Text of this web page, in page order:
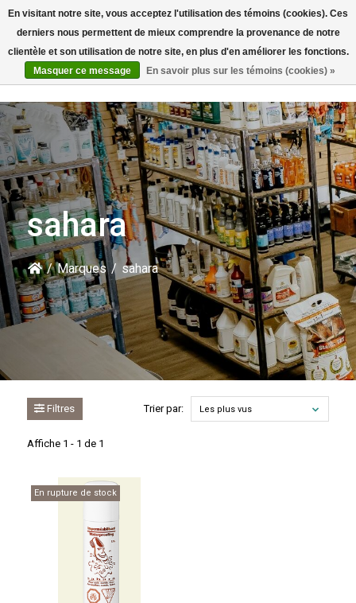
Rechercher
sahara
/ Marques / sahara
Filtres
Affiche 1 - 1 de 1
Trier par: Les plus vus
En rupture de stock
En visitant notre site, vous acceptez l'utilisation des témoins (cookies). Ces
derniers nous permettent de mieux comprendre la provenance de notre
clientèle et son utilisation de notre site, en plus d'en améliorer les fonctions.
Masquer ce message
En savoir plus sur les témoins (cookies) »